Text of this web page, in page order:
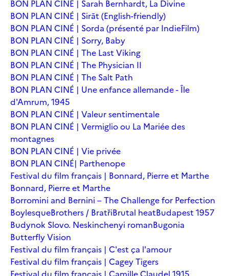
BON PLAN CINÉ | Sarah Bernhardt, La Divine
BON PLAN CINÉ | Sirāt (English-friendly)
BON PLAN CINÉ | Sorda (présenté par IndieFilm)
BON PLAN CINÉ | Sorry, Baby
BON PLAN CINÉ | The Last Viking
BON PLAN CINÉ | The Physician II
BON PLAN CINÉ | The Salt Path
BON PLAN CINÉ | Une enfance allemande - Île
d'Amrum, 1945
BON PLAN CINÉ | Valeur sentimentale
BON PLAN CINÉ | Vermiglio ou La Mariée des
montagnes
BON PLAN CINÉ | Vie privée
BON PLAN CINÉ| Parthenope
Festival du film français | Bonnard, Pierre et Marthe
Bonnard, Pierre et Marthe
Borromini and Bernini – The Challenge for Perfection
BoylesqueBrothers / BratřiBrutal heatBudapest 1957
Budynok Slovo. Neskinchenyi romanBugonia
Butterfly Vision
Festival du film français | C'est ça l'amour
Festival du film français | Cagey Tigers